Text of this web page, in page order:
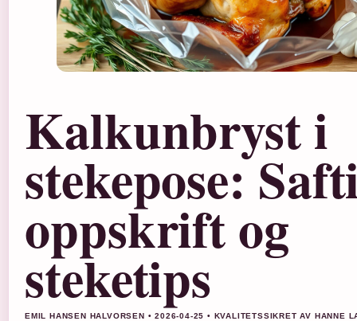
Kalkunbryst i
stekepose:
oppskrift og
steketips
EMIL HANSEN HALVORSEN • 2026-04-25 • KVALITETSSIKRET AV HANNE